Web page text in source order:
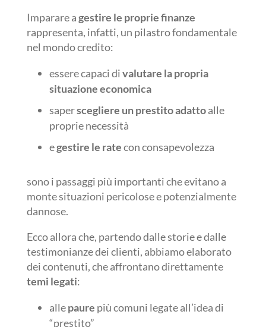
Imparare agestire le proprie finanze
rappresenta, infatti, un pilastro fondamentale
nel mondo credito:
essere capaci divalutare la propria
situazione economica
saperscegliere un prestito adattoalle
proprie necessità
egestire le ratecon consapevolezza
sono i passaggi più importanti che evitano a
monte situazioni pericolose e potenzialmente
dannose.
Ecco allora che, partendo dalle storie e dalle
testimonianze dei clienti, abbiamo elaborato
dei contenuti, che affrontano direttamente
temi legati:
allepaure più comuni legate all’idea di
“prestito”